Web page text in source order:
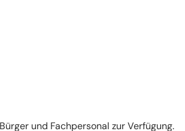
und Fachpersonal zur Verfügung.